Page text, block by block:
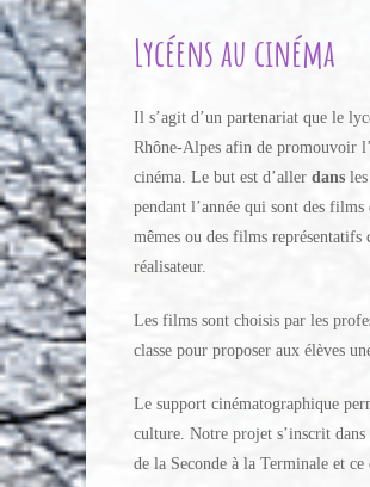
Lycéens au cinéma
Il s’agit d’un partenariat que le
Rhône-Alpes afin de promouvoir
cinéma. Le but est d’aller dans
pendant l’année qui sont des
mêmes ou des films représentatifs
réalisateur.
Les films sont choisis par les
classe pour proposer aux élèves
Le support cinématographique
culture. Notre projet s’inscrit
de la Seconde à la Terminale et ce